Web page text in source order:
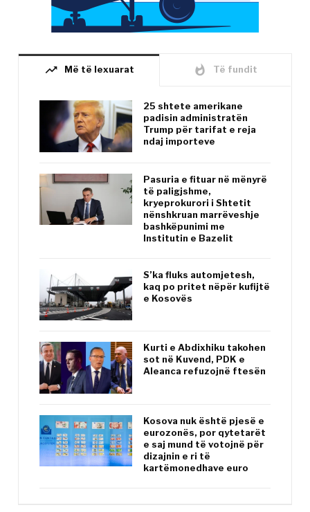
trending_up Më të lexuarat whatshot Të fundit
25 shtete amerikane
padisin administratën
Trump për tarifat e reja
ndaj importeve
Pasuria e fituar në mënyrë
të paligjshme,
kryeprokurori i Shtetit
nënshkruan marrëveshje
bashkëpunimi me
Institutin e Bazelit
S’ka fluks automjetesh,
kaq po pritet nëpër kufijtë
e Kosovës
Kurti e Abdixhiku takohen
sot në Kuvend, PDK e
Aleanca refuzojnë ftesën
Kosova nuk është pjesë e
eurozonës, por qytetarët
e saj mund të votojnë për
dizajnin e ri të
kartëmonedhave euro